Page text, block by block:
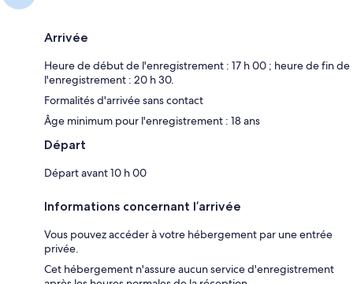
Arrivée
Heure de début de l'enregistrement : 17 h 00 ; heure de fin de
l'enregistrement : 20 h 30.
Formalités d'arrivée sans contact
Âge minimum pour l'enregistrement : 18 ans
Départ
Départ avant 10 h 00
Informations concernant l’arrivée
Vous pouvez accéder à votre hébergement par une entrée
privée.
Cet hébergement n'assure aucun service d'enregistrement